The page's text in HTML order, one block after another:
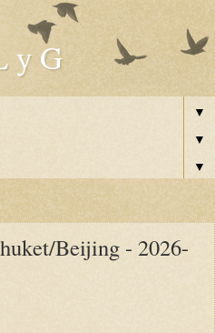
y G
▼
▼
▼
Beijing - 2026-